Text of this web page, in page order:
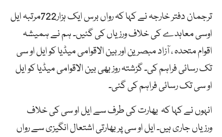
ترجمان دفتر خارجہ نے کہا کہ رواں برس ایک ہزار722مرتبہ ایل
اوسی معاہدے کی خلاف ورزیاں کی گئیں۔ ہم نے ہمیشہ
اقوام متحدہ ، آزاد مبصرین اور بین الاقوامی میڈیا کو ایل او سی
تک رسائی فراہم کی۔ گزشتہ روز بھی بین الاقوامی میڈیا کو ایل
او سی تک رسائی فراہم کی گئی۔
انہوں نے کہا کہ بھارت کی طرف سے ایل او سی کی خلاف
ورزیاں جاری ہیں۔ ایل او سی پر بھارتی اشتعال انگیزی سے رواں